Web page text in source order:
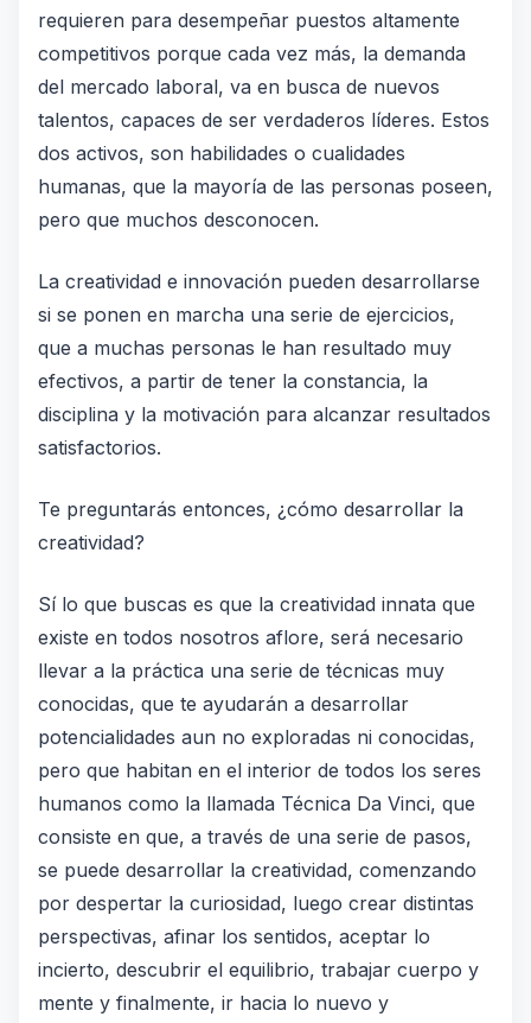
requieren para desempeñar puestos altamente
competitivos porque cada vez más, la demanda
del mercado laboral, va en busca de nuevos
talentos, capaces de ser verdaderos líderes. Estos
dos activos, son habilidades o cualidades
humanas, que la mayoría de las personas poseen,
pero que muchos desconocen.
️La creatividad e innovación pueden desarrollarse
si se ponen en marcha una serie de ejercicios,
que a muchas personas le han resultado muy
efectivos, a partir de tener la constancia, la
disciplina y la motivación para alcanzar resultados
satisfactorios.
️Te preguntarás entonces, ¿cómo desarrollar la
creatividad?
Sí lo que buscas es que la creatividad innata que
existe en todos nosotros aflore, será necesario
llevar a la práctica una serie de técnicas muy
conocidas, que te ayudarán a desarrollar
potencialidades aun no exploradas ni conocidas,
pero que habitan en el interior de todos los seres
humanos como la llamada Técnica Da Vinci, que
consiste en que, a través de una serie de pasos,
se puede desarrollar la creatividad, comenzando
por despertar la curiosidad, luego crear distintas
perspectivas, afinar los sentidos, aceptar lo
incierto, descubrir el equilibrio, trabajar cuerpo y
mente y finalmente, ir hacia lo nuevo y